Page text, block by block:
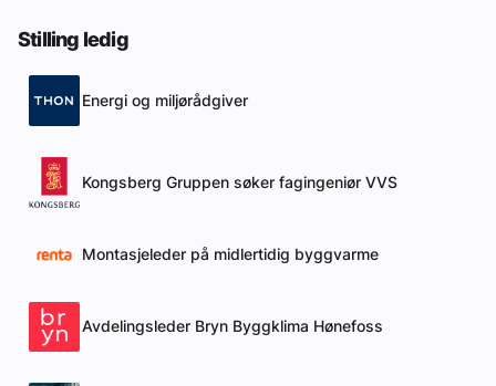
Stilling ledig
Energi og miljørådgiver
Kongsberg Gruppen søker fagingeniør VVS
Montasjeleder på midlertidig byggvarme
Avdelingsleder Bryn Byggklima Hønefoss